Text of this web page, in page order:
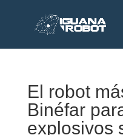
El robot
Binéfar
explosivos